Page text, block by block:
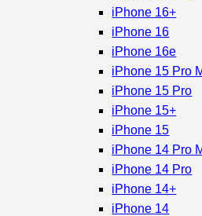
iPhone 16+
iPhone 16
iPhone 16e
iPhone 15 Pro
iPhone 15 Pro
iPhone 15+
iPhone 15
iPhone 14 Pro
iPhone 14 Pro
iPhone 14+
iPhone 14